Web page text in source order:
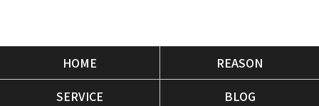
HOME
REASON
SERVICE
BLOG